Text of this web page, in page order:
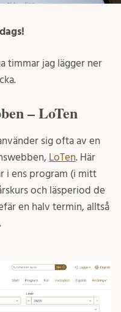
timmar jag lägger ner
– LoTen
sig ofta av en
LoTen. Här
i ens program (i mitt
och läsperiod de
en halv termin, alltså